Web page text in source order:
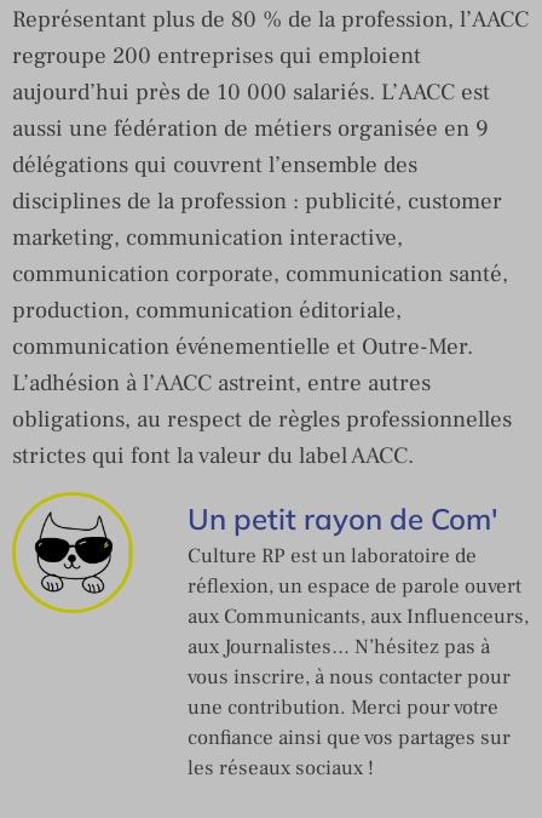
Représentant plus de 80 % de la profession, l’AACC
regroupe 200 entreprises qui emploient
aujourd’hui près de 10 000 salariés. L’AACC est
aussi une fédération de métiers organisée en 9
délégations qui couvrent l’ensemble des
disciplines de la profession : publicité, customer
marketing, communication interactive,
communication corporate, communication santé,
production, communication éditoriale,
communication événementielle et Outre-Mer.
L’adhésion à l’AACC astreint, entre autres
obligations, au respect de règles professionnelles
strictes qui font la valeur du label AACC.
Un petit rayon de Com'
Culture RP est un laboratoire de
réflexion, un espace de parole ouvert
aux Communicants, aux Influenceurs,
aux Journalistes… N’hésitez pas à
vous inscrire, à nous contacter pour
une contribution. Merci pour votre
confiance ainsi que vos partages sur
les réseaux sociaux !